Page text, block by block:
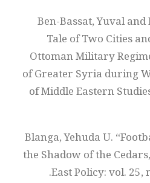
45- Ben-Bassat, Yuval
Tale of Two Cities
Ottoman Military
of Greater Syria during
of Middle Eastern
46- Blanga, Yehuda U.
the Shadow of the
East Policy: vol. 25,